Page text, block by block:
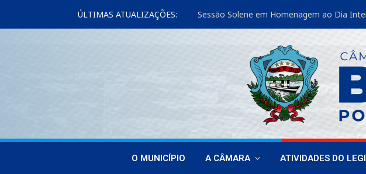
ÚLTIMAS ATUALIZAÇÕES: Sessão Solene em Homenagem ao Dia
O MUNICÍPIO A CÂMARA ATIVIDADES DO